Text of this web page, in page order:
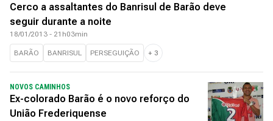
Cerco a assaltantes do Banrisul de Barão deve
seguir durante a noite
18/01/2013 - 21h03min
BARÃO BANRISUL PERSEGUIÇÃO + 3
NOVOS CAMINHOS
Ex-colorado Barão é o novo reforço do
União Frederiquense